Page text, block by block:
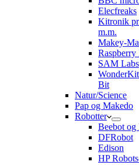
Elecfreaks
Kitronik
m.m.
Makey-
Raspberry
SAM Labs
Bit
Natur/Science
Pap og Makedo
Robotter
Beebot og
DFRobot
Edison
HP